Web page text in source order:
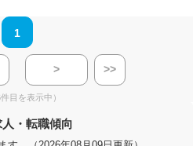
1
> >>
件目を表示中）
・転職傾向